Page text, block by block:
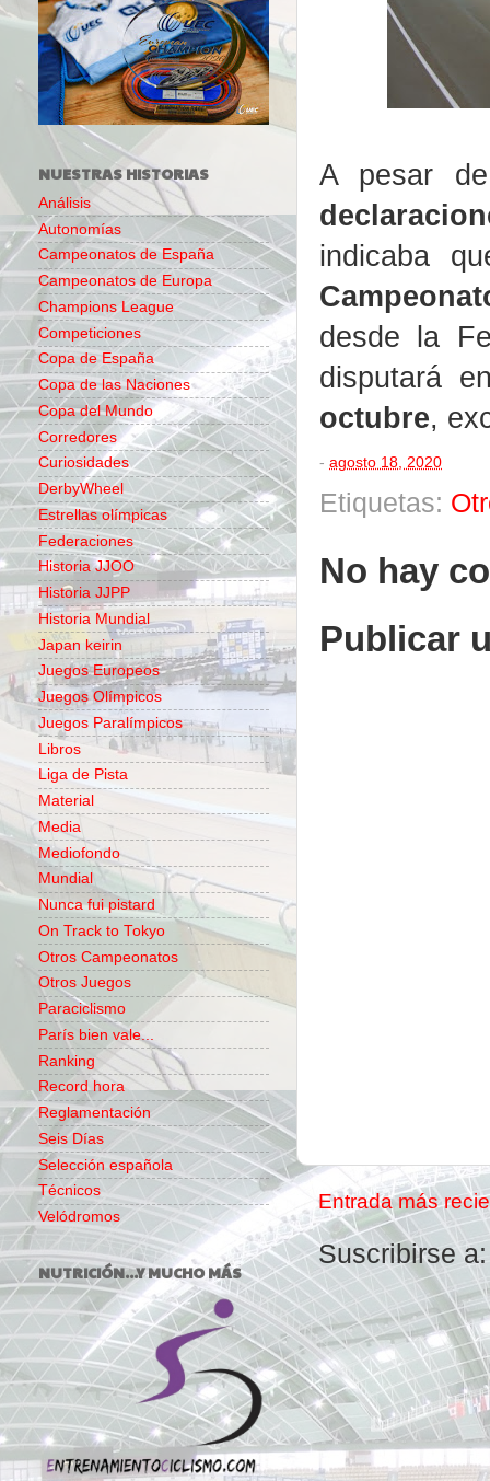
A pesar
indicaba
desde la
disputará
octubre,
- agosto 18, 2020
Etiquetas:
No hay
Publicar
Entrada más
Suscribirse
NUESTRAS HISTORIAS
Análisis
Autonomías
Campeonatos de España
Campeonatos de Europa
Champions League
Competiciones
Copa de España
Copa de las Naciones
Copa del Mundo
Corredores
Curiosidades
DerbyWheel
Estrellas olímpicas
Federaciones
Historia JJOO
Historia JJPP
Historia Mundial
Japan keirin
Juegos Europeos
Juegos Olímpicos
Juegos Paralímpicos
Libros
Liga de Pista
Material
Media
Mediofondo
Mundial
Nunca fui pistard
On Track to Tokyo
Otros Campeonatos
Otros Juegos
Paraciclismo
París bien vale...
Ranking
Record hora
Reglamentación
Seis Días
Selección española
Técnicos
Velódromos
NUTRICIÓN...Y MUCHO MÁS